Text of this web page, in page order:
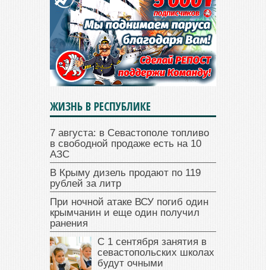
ЖИЗНЬ В РЕСПУБЛИКЕ
7 августа: в Севастополе топливо
в свободной продаже есть на 10
АЗС
В Крыму дизель продают по 119
рублей за литр
При ночной атаке ВСУ погиб один
крымчанин и еще один получил
ранения
С 1 сентября занятия в
севастопольских школах
будут очными